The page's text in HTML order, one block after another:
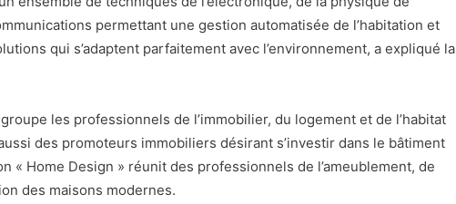
permettant une gestion automatisée de l’habitation et
qui s’adaptent parfaitement avec l’environnement, a expliqué la
les professionnels de l’immobilier, du logement et de l’habitat
des promoteurs immobiliers désirant s’investir dans le bâtiment
« Home Design » réunit des professionnels de l’ameublement, de
des maisons modernes.